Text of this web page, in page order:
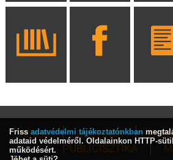
HÍREK KULTÚRA
PUBLICISZTIKA
Friss adatvédelmi tájékoztatónkban
adataid védelméről. Oldalainkon HTTP-
működésért.